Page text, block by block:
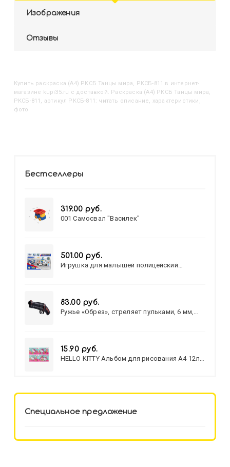
Изображения
Отзывы
Купить Раскраска (А4) РКСБ Танцы мира, РКСБ-811 в интернет-
магазине kupi35.ru с доставкой. Раскраска (А4) РКСБ Танцы мира,
РКСБ-811, артикул РКСБ-811: читать описание, характеристики,
фото
Бестселлеры
319.00 руб.
001 Самосвал "Василек"
501.00 руб.
Игрушка для малышей полицейский
83.00 руб.
Ружье «Обрез», стреляет пульками, 6 мм,
15.90 руб.
HELLO KITTY Альбом для рисования А4 12л.
Специальное предложение